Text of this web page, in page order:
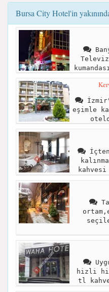
Bursa City Hotel'in
eşimle
İçten
hizli
tl